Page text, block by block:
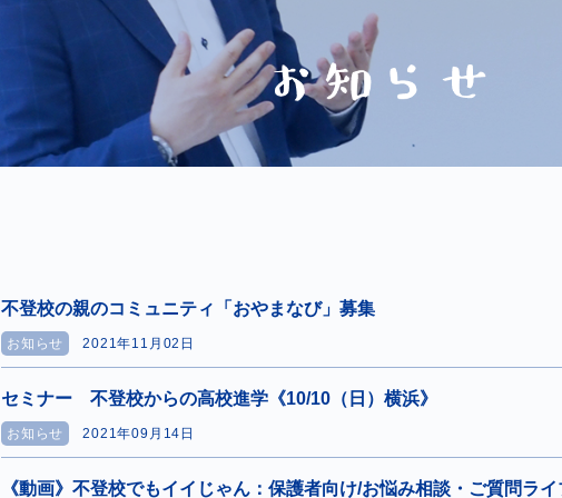
不登校の親のコミュニティ「おやまなび」募集
お知らせ 2021年11月02日
セミナー 不登校からの高校進学《10/10（日）横浜》
お知らせ 2021年09月14日
《動画》不登校でもイイじゃん：保護者向け/お悩み相談・ご質問ライ